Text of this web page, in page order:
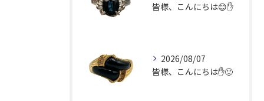
皆様、こんにちは😊✋
2026/08/07
皆様、こんにちは✋🙂